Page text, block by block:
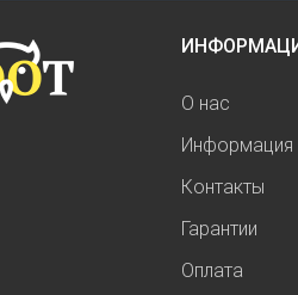
О нас
Информация
Контакты
Гарантии
Оплата